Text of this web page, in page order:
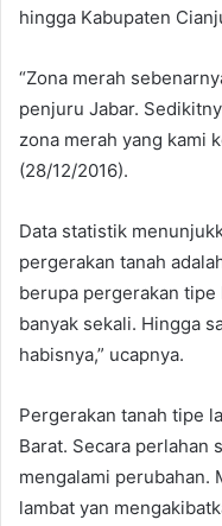
hingga Kabupaten
“Zona merah
penjuru Jabar.
zona merah yang kami
(28/12/2016).
Data statistik
pergerakan tanah
berupa pergerakan tipe
banyak sekali. Hingga
habisnya,” ucapnya.
Pergerakan tanah tipe
Barat. Secara perlahan
mengalami perubahan.
lambat yan